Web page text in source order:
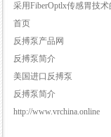
采用FiberOptlx传感胃技
首页
反搏泵产品网
反搏泵简介
美国进口反搏泵
反搏泵简介
http://www.vrchina.online